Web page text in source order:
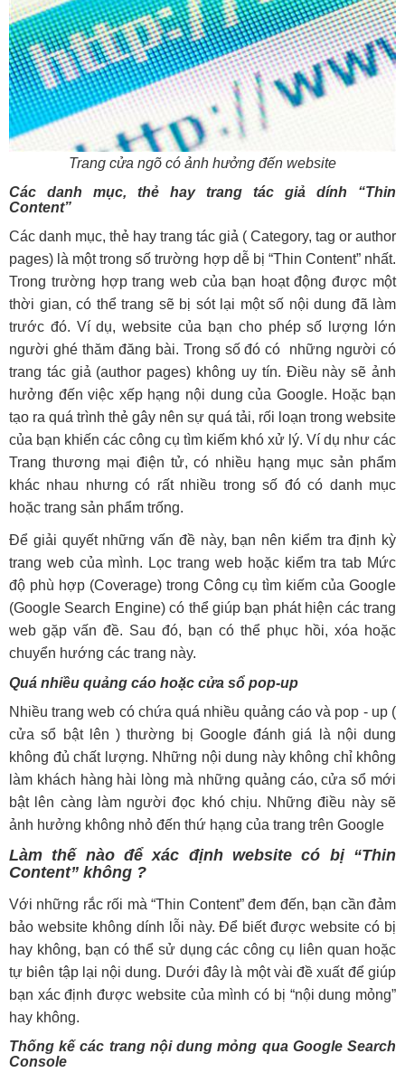
Trang cửa ngõ có ảnh hưởng đến website
Các danh mục, thẻ hay trang tác giả dính “Thin
Content”
Các danh mục, thẻ hay trang tác giả ( Category, tag or author
pages) là một trong số trường hợp dễ bị “Thin Content” nhất.
Trong trường hợp trang web của bạn hoạt động được một
thời gian, có thể trang sẽ bị sót lại một số nội dung đã làm
trước đó. Ví dụ, website của bạn cho phép số lượng lớn
người ghé thăm đăng bài. Trong số đó có những người có
trang tác giả (author pages) không uy tín. Điều này sẽ ảnh
hưởng đến việc xếp hạng nội dung của Google. Hoặc bạn
tạo ra quá trình thẻ gây nên sự quá tải, rối loạn trong website
của bạn khiến các công cụ tìm kiếm khó xử lý. Ví dụ như các
Trang thương mại điện tử, có nhiều hạng mục sản phẩm
khác nhau nhưng có rất nhiều trong số đó có danh mục
hoặc trang sản phẩm trống.
Để giải quyết những vấn đề này, bạn nên kiểm tra định kỳ
trang web của mình. Lọc trang web hoặc kiểm tra tab Mức
độ phù hợp (Coverage) trong Công cụ tìm kiếm của Google
(Google Search Engine) có thể giúp bạn phát hiện các trang
web gặp vấn đề. Sau đó, bạn có thể phục hồi, xóa hoặc
chuyển hướng các trang này.
Quá nhiều quảng cáo hoặc cửa sổ pop-up
Nhiều trang web có chứa quá nhiều quảng cáo và pop - up (
cửa sổ bật lên ) thường bị Google đánh giá là nội dung
không đủ chất lượng. Những nội dung này không chỉ không
làm khách hàng hài lòng mà những quảng cáo, cửa sổ mới
bật lên càng làm người đọc khó chịu. Những điều này sẽ
ảnh hưởng không nhỏ đến thứ hạng của trang trên Google
Làm thế nào để xác định website có bị “Thin
Content” không ?
Với những rắc rối mà “Thin Content” đem đến, bạn cần đảm
bảo website không dính lỗi này. Để biết được website có bị
hay không, bạn có thể sử dụng các công cụ liên quan hoặc
tự biên tập lại nội dung. Dưới đây là một vài đề xuất để giúp
bạn xác định được website của mình có bị “nội dung mỏng”
hay không.
Thống kế các trang nội dung mỏng qua Google Search
Console